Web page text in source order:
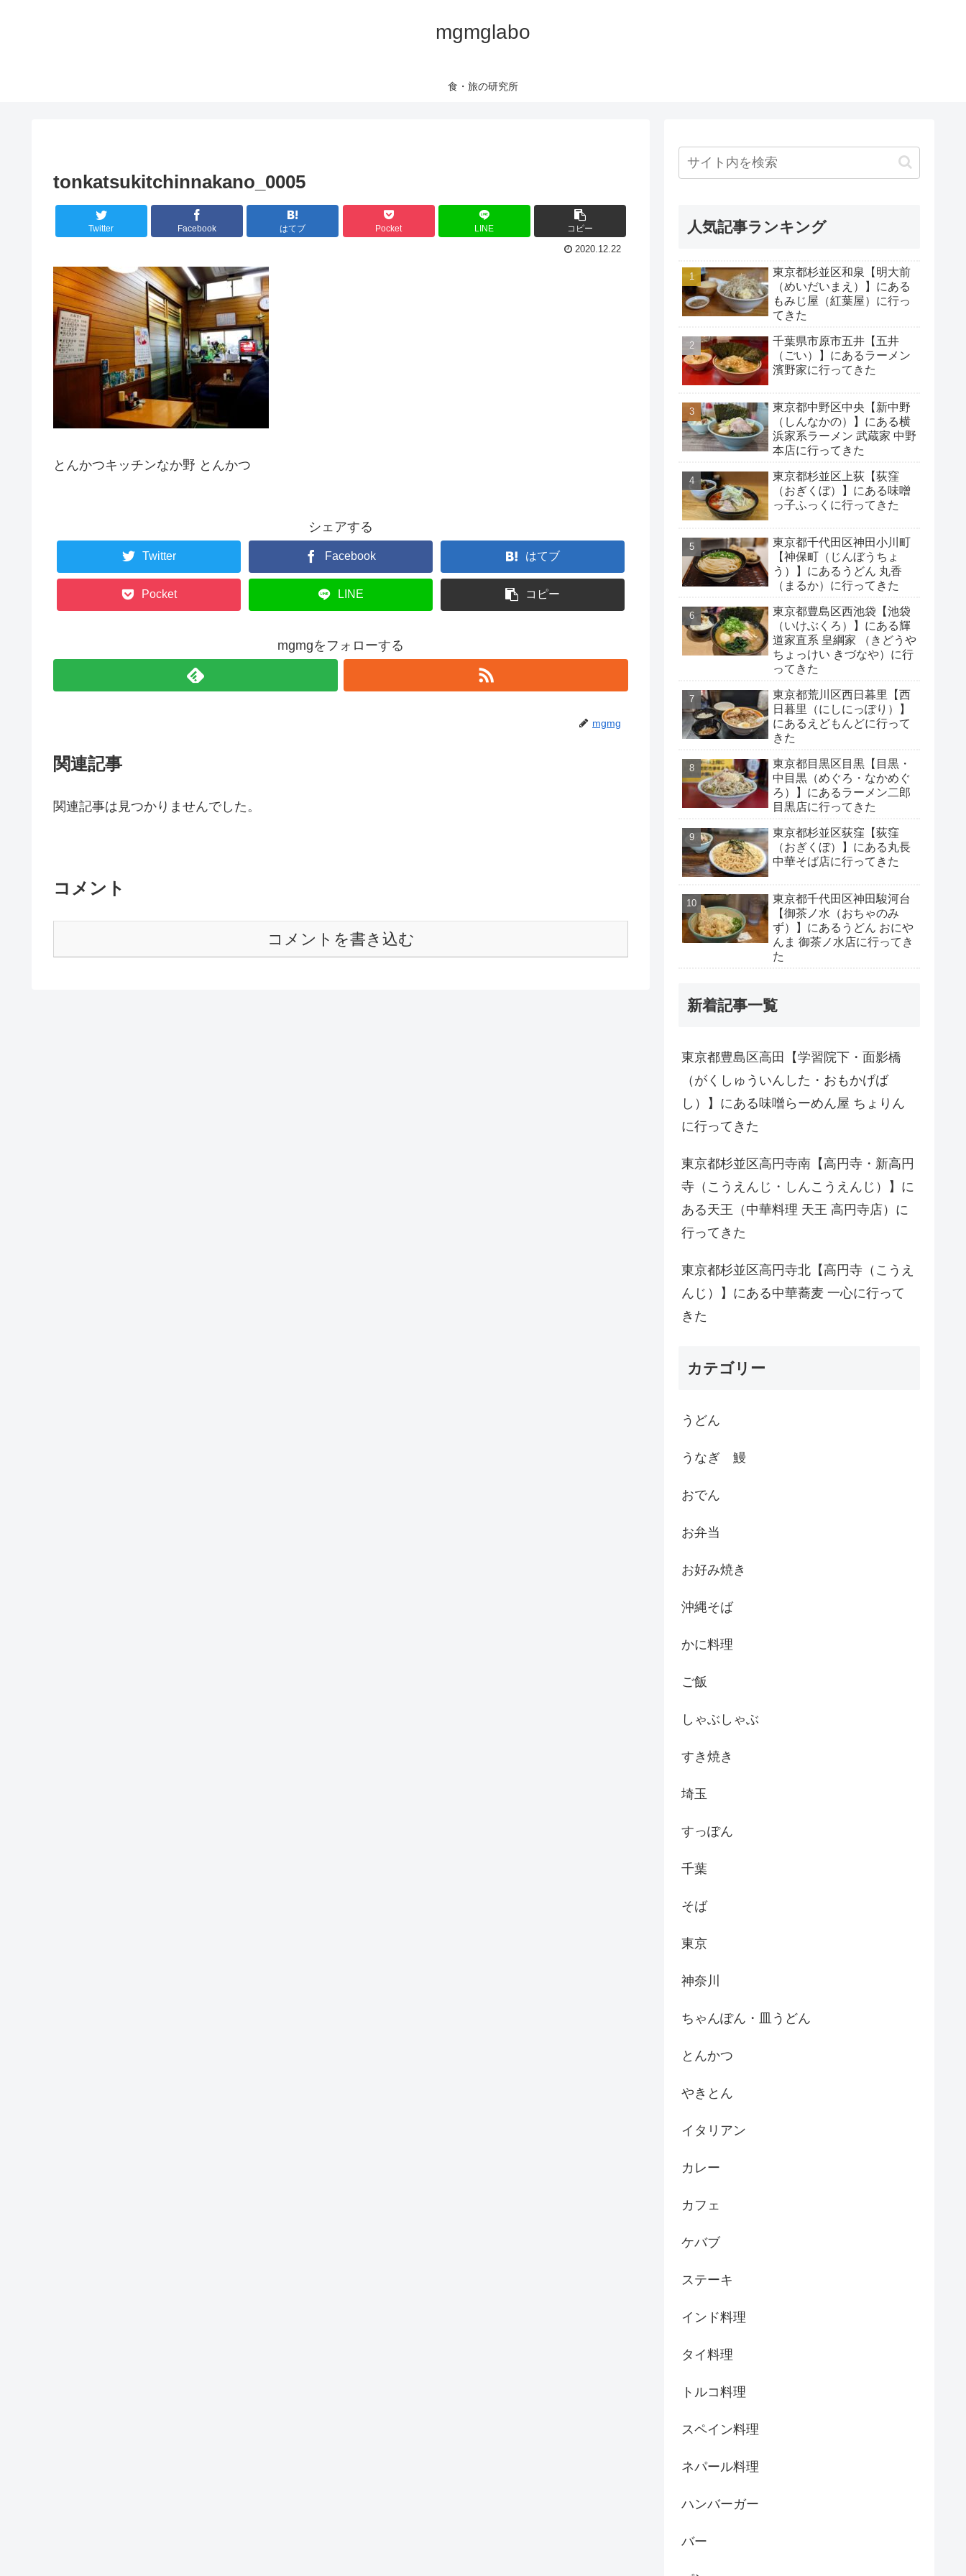
mgmglabo
食・旅の研究所
tonkatsukitchinnakano_0005
Twitter Facebook はてブ Pocket LINE コピー
2020.12.22
とんかつキッチンなか野 とんかつ
シェアする
Twitter Facebook はてブ
Pocket LINE コピー
mgmgをフォローする
mgmg
関連記事
関連記事は見つかりませんでした。
コメント
コメントを書き込む
人気記事ランキング
東京都杉並区和泉【明大前
（めいだいまえ）】にある
もみじ屋（紅葉屋）に行っ
てきた
千葉県市原市五井【五井
（ごい）】にあるラーメン
濱野家に行ってきた
東京都中野区中央【新中野
（しんなかの）】にある横
浜家系ラーメン 武蔵家 中野
本店に行ってきた
東京都杉並区上荻【荻窪
（おぎくぼ）】にある味噌
っ子ふっくに行ってきた
東京都千代田区神田小川町
【神保町（じんぼうちょ
う）】にあるうどん 丸香
（まるか）に行ってきた
東京都豊島区西池袋【池袋
（いけぶくろ）】にある輝
道家直系 皇綱家 （きどうや
ちょっけい きづなや）に行
ってきた
東京都荒川区西日暮里【西
日暮里（にしにっぽり）】
にあるえどもんどに行って
きた
東京都目黒区目黒【目黒・
中目黒（めぐろ・なかめぐ
ろ）】にあるラーメン二郎
目黒店に行ってきた
東京都杉並区荻窪【荻窪
（おぎくぼ）】にある丸長
中華そば店に行ってきた
東京都千代田区神田駿河台
【御茶ノ水（おちゃのみ
ず）】にあるうどん おにや
んま 御茶ノ水店に行ってき
た
新着記事一覧
東京都豊島区高田【学習院下・面影橋
（がくしゅういんした・おもかげば
し）】にある味噌らーめん屋 ちょりん
に行ってきた
東京都杉並区高円寺南【高円寺・新高円
寺（こうえんじ・しんこうえんじ）】に
ある天王（中華料理 天王 高円寺店）に
行ってきた
東京都杉並区高円寺北【高円寺（こうえ
んじ）】にある中華蕎麦 一心に行って
きた
カテゴリー
うどん
うなぎ 鰻
おでん
お弁当
お好み焼き
沖縄そば
かに料理
ご飯
しゃぶしゃぶ
すき焼き
埼玉
すっぽん
千葉
そば
東京
神奈川
ちゃんぽん・皿うどん
とんかつ
やきとん
イタリアン
カレー
カフェ
ケバブ
ステーキ
インド料理
タイ料理
トルコ料理
スペイン料理
ネパール料理
ハンバーガー
バー